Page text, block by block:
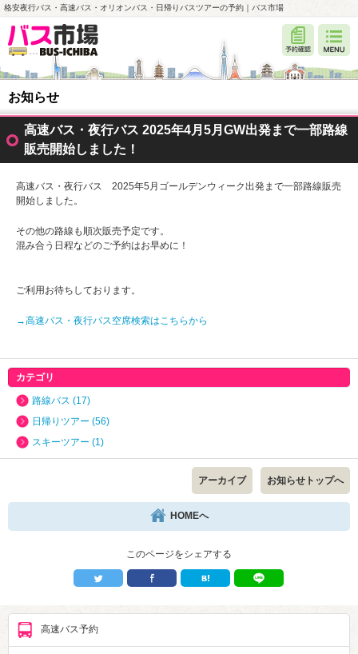
格安夜行バス・高速バス・オリオンバス・日帰りバスツアーの予約｜バス市場
お知らせ
高速バス・夜行バス 2025年4月5月GW出発まで一部路線
販売開始しました！
高速バス・夜行バス 2025年5月ゴールデンウィーク出発まで一部路線販売
開始しました。
その他の路線も順次販売予定です。
混み合う日程などのご予約はお早めに！
ご利用お待ちしております。
→高速バス・夜行バス空席検索はこちらから
カテゴリ
路線バス (17)
日帰りツアー (56)
スキーツアー (1)
アーカイブ お知らせトップへ
HOMEへ
このページをシェアする
高速バス予約